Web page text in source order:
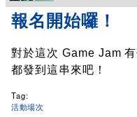
報名開始囉！
對於這次 Game Jam
都發到這串來吧！
Tag:
活動場次